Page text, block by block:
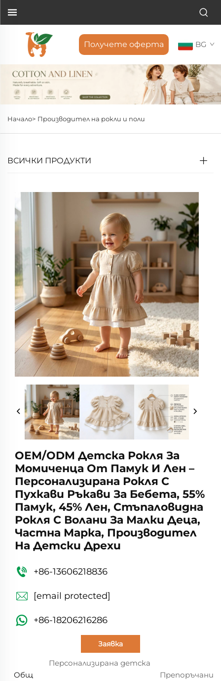
Получете оферта BG
Начало> Производител на рокли и поли
ВСИЧКИ ПРОДУКТИ
OEM/ODM Детска Рокля За
Момиченца От Памук И Лен –
Персонализирана Рокля С
Пухкави Ръкави За Бебета, 55%
Памук, 45% Лен, Стъпаловидна
Рокля С Волани За Малки Деца,
Частна Марка, Производител
На Детски Дрехи
+86-13606218836
[email protected]
+86-18206216286
Заявка
Общ
Персонализирана детска
Препоръчани